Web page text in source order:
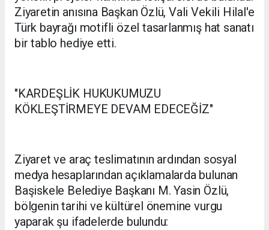
Ziyaretin anısına Başkan Özlü, Vali Vekili Hilal'e
Türk bayrağı motifli özel tasarlanmış hat sanatı
bir tablo hediye etti.
"KARDEŞLİK HUKUKUMUZU
KÖKLEŞTİRMEYE DEVAM EDECEĞİZ"
Ziyaret ve araç teslimatının ardından sosyal
medya hesaplarından açıklamalarda bulunan
Başiskele Belediye Başkanı M. Yasin Özlü,
bölgenin tarihi ve kültürel önemine vurgu
yaparak şu ifadelerde bulundu: